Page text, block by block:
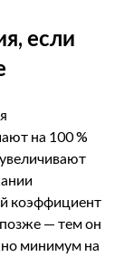
если
на 100 %
коэффициент
— тем он
минимум на